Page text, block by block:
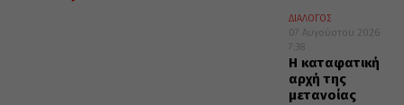
ΔΙΑΛΟΓΟΣ
07 Αυγούστου 2026
7:38
Η καταφατική
αρχή της
μετανοίας